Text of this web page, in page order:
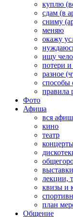
куплю
сдам (в
сниму
меняю
окажу
ищу
потери
разное
способы
правила
Фото
Афиша
вся
кино
театр
лекции,
квизы и
план
Общение